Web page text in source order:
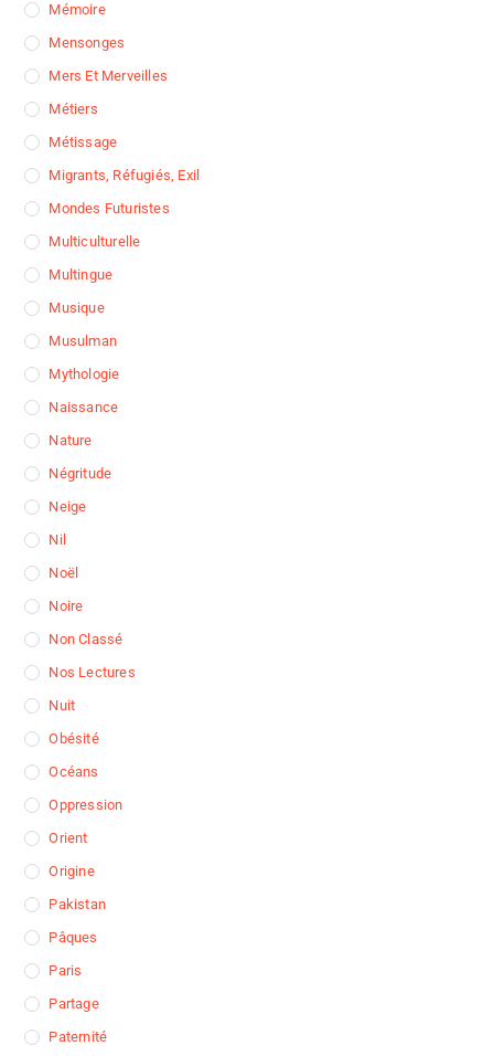
Mémoire
Mensonges
Mers Et Merveilles
Métiers
Métissage
Migrants, Réfugiés, Exil
Mondes Futuristes
Multiculturelle
Multingue
Musique
Musulman
Mythologie
Naissance
Nature
Négritude
Neige
Nil
Noël
Noire
Non Classé
Nos Lectures
Nuit
Obésité
Océans
Oppression
Orient
Origine
Pakistan
Pâques
Paris
Partage
Paternité